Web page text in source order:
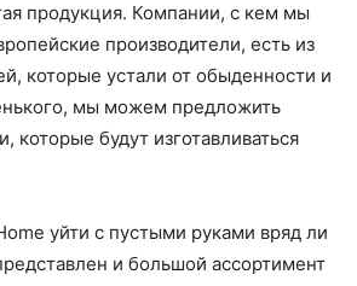
продукция. Компании, с кем мы
производители, есть из
которые устали от обыденности и
мы можем предложить
которые будут изготавливаться
уйти с пустыми руками вряд ли
и большой ассортимент